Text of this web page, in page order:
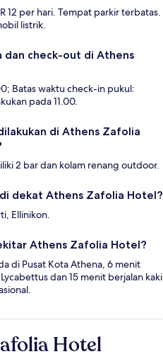
12 per hari. Tempat parkir terbatas.
listrik.
dan check-out di Athens
Batas waktu check-in pukul:
pada 11.00.
di Athens Zafolia
2 bar dan kolam renang outdoor.
dekat Athens Zafolia Hotel?
Ellinikon.
Athens Zafolia Hotel?
di Pusat Kota Athena, 6 menit
dan 15 menit berjalan kaki
Hotel